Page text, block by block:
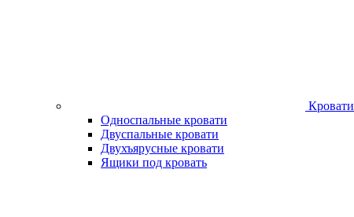
Кровати
Односпальные кровати
Двуспальные кровати
Двухъярусные кровати
Ящики под кровать